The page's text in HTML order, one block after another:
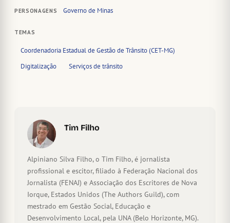
PERSONAGENS Governo de Minas
TEMAS
Coordenadoria Estadual de Gestão de Trânsito (CET-MG)
Digitalização
Serviços de trânsito
Tim Filho
Alpiniano Silva Filho, o Tim Filho, é jornalista
profissional e escitor, filiado à Federação Nacional dos
Jornalista (FENAJ) e Associação dos Escritores de Nova
Iorque, Estados Unidos (The Authors Guild), com
mestrado em Gestão Social, Educação e
Desenvolvimento Local, pela UNA (Belo Horizonte, MG).